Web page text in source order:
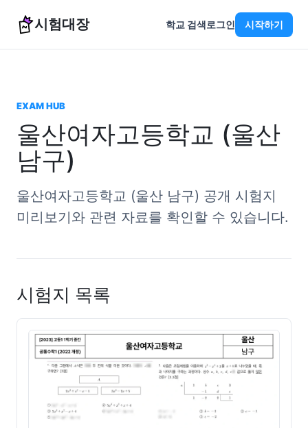
시험대장 학교 검색로그인 시작하기
EXAM HUB
울산여자고등학교 (울산
남구)
울산여자고등학교 (울산 남구) 공개 시험지
미리보기와 관련 자료를 확인할 수 있습니다.
시험지 목록